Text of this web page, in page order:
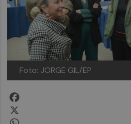
Foto: JORGE GIL/EP